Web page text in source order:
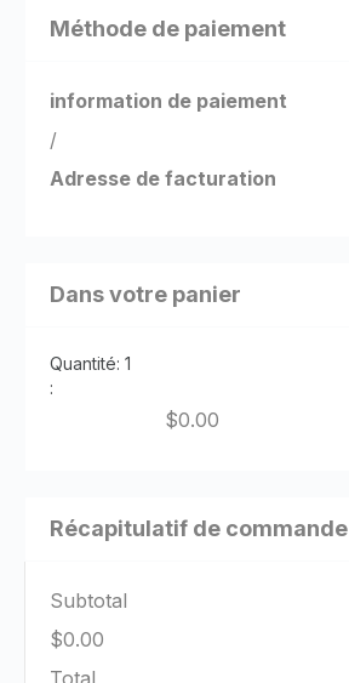
Méthode de paiement
information de paiement
/
Adresse de facturation
Dans votre panier
1
:
$0.00
Récapitulatif de commande
Subtotal
$0.00
Total